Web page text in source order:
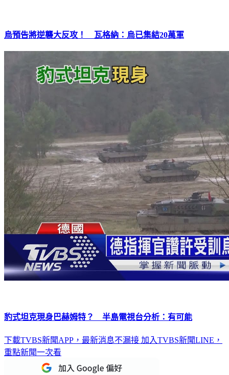
烏預告將逆襲大反攻！ 瓦格納：烏已集結20萬軍
豹式坦克現身巴赫姆特？ 半島電視台分析：有可能
下載TVBS新聞APP，最新消息不漏接 加入TVBS新聞LINE，
重點新聞一次看